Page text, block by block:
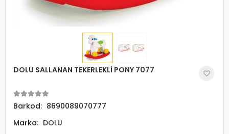
DOLU SALLANAN TEKERLEKLİ PONY 7077
Barkod: 8690089070777
Marka: DOLU